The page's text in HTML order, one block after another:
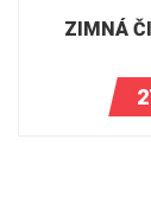
ZIMNÁ